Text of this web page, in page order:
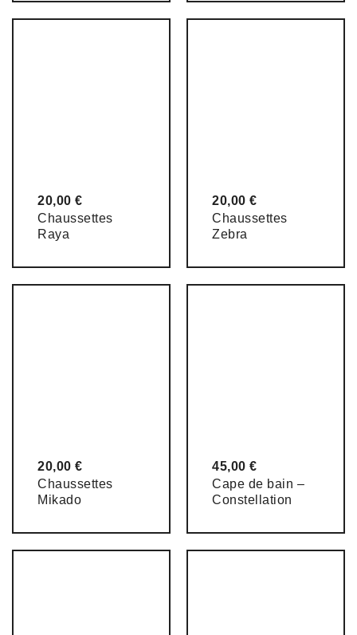
20,00 €
Chaussettes
Raya
20,00 €
Chaussettes
Zebra
20,00 €
Chaussettes
Mikado
45,00 €
Cape de bain –
Constellation